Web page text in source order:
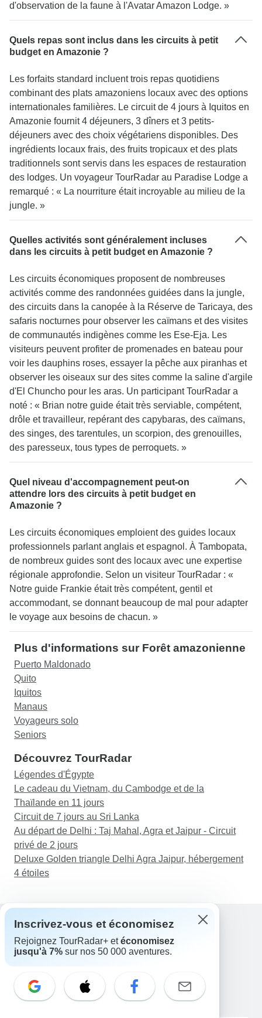
d'observation de la faune à l'Avatar Amazon Lodge. »
Quels repas sont inclus dans les circuits à petit
budget en Amazonie ?
Les forfaits standard incluent trois repas quotidiens
combinant des plats amazoniens locaux avec des options
internationales familières. Le circuit de 4 jours à Iquitos en
Amazonie fournit 4 déjeuners, 3 dîners et 3 petits-
déjeuners avec des choix végétariens disponibles. Des
ingrédients locaux frais, des fruits tropicaux et des plats
traditionnels sont servis dans les espaces de restauration
des lodges. Un voyageur TourRadar au Paradise Lodge a
remarqué : « La nourriture était incroyable au milieu de la
jungle. »
Quelles activités sont généralement incluses
dans les circuits à petit budget en Amazonie ?
Les circuits économiques proposent de nombreuses
activités comme des randonnées guidées dans la jungle,
des circuits dans la canopée à la Réserve de Taricaya, des
safaris nocturnes pour observer les caïmans et des visites
de communautés indigènes comme les Ese-Eja. Les
visiteurs peuvent profiter de promenades en bateau pour
voir les dauphins roses, essayer la pêche aux piranhas et
observer les oiseaux sur des sites comme la saline d'argile
d'El Chuncho pour les aras. Un participant TourRadar a
noté : « Brian notre guide était très serviable, compétent,
drôle et travailleur, repérant des capybaras, des caïmans,
des singes, des tarentules, un scorpion, des grenouilles,
des paresseux, tous types de perroquets. »
Quel niveau d'accompagnement peut-on
attendre lors des circuits à petit budget en
Amazonie ?
Les circuits économiques emploient des guides locaux
professionnels parlant anglais et espagnol. À Tambopata,
de nombreux guides sont des locaux avec une expertise
régionale approfondie. Selon un visiteur TourRadar : «
Notre guide Frankie était très compétent, gentil et
accommodant, se donnant beaucoup de mal pour adapter
le voyage aux besoins de chacun. »
Plus d'informations sur Forêt amazonienne
Puerto Maldonado
Quito
Iquitos
Manaus
Voyageurs solo
Seniors
Découvrez TourRadar
Légendes d'Égypte
Le cadeau du Vietnam, du Cambodge et de la
Thaïlande en 11 jours
Circuit de 7 jours au Sri Lanka
Au départ de Delhi : Taj Mahal, Agra et Jaipur - Circuit
privé de 2 jours
Deluxe Golden triangle Delhi Agra Jaipur, hébergement
4 étoiles
Assistance
Contactez-nous
E-mail: support@tourradar.com
Sélectionnez la langue
Inscrivez-vous et économisez
Rejoignez TourRadar+ etéconomisez
jusqu'à 7% sur nos 50 000 aventures.